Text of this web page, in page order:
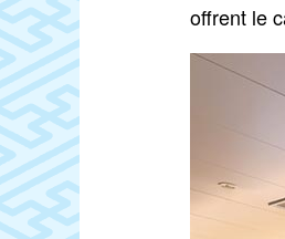
offrent le